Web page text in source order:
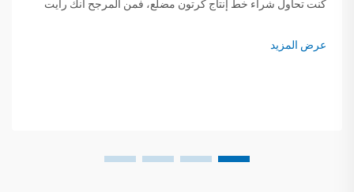
كنت تحاول شراء خط إنتاج كرتون مضلع، فمن المرجح أنك رأيت
عرض المزيد